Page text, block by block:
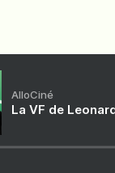
AlloCiné
La VF de